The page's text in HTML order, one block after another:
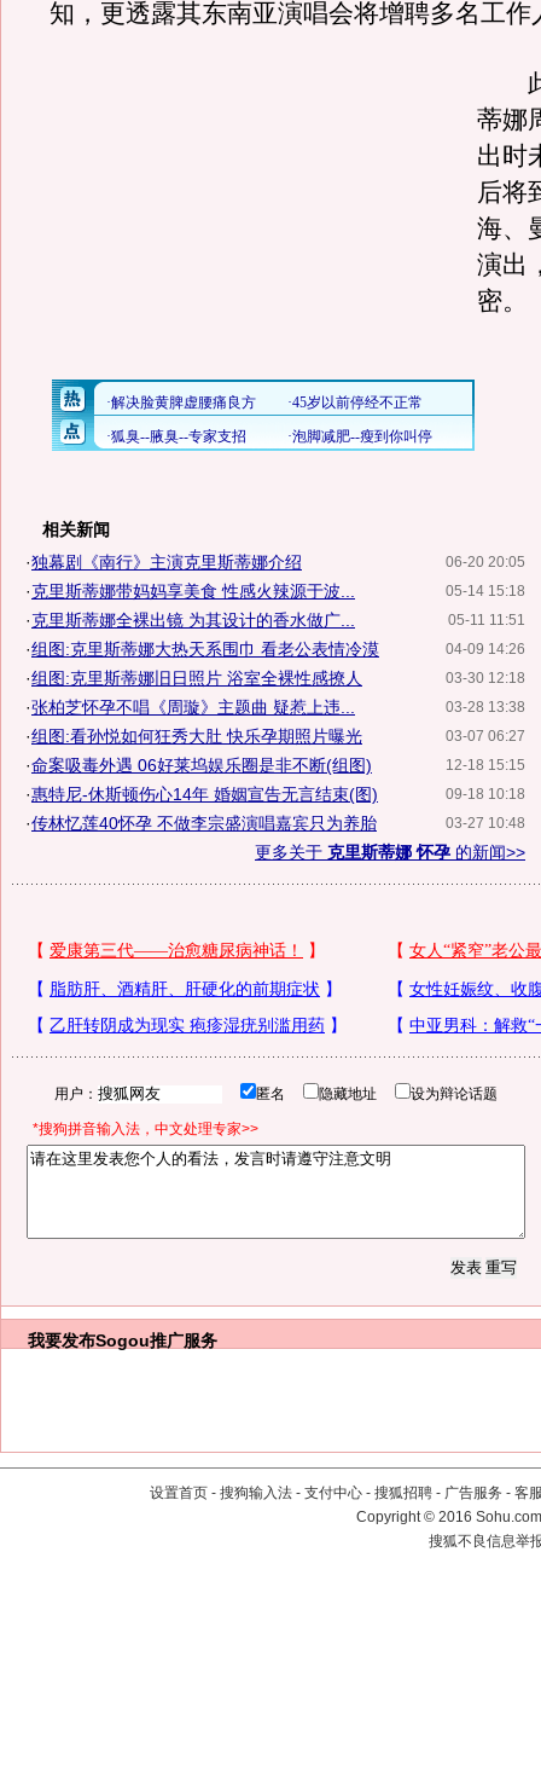
知，更透露其东南亚演唱会将增聘多名工作
此
蒂娜
出时
后将
海、
演出
密。
相关新闻
06-20 20:05
·独幕剧《南行》主演克里斯蒂娜介绍
05-14 15:18
·克里斯蒂娜带妈妈享美食 性感火辣源于波...
05-11 11:51
·克里斯蒂娜全裸出镜 为其设计的香水做广...
04-09 14:26
·组图:克里斯蒂娜大热天系围巾 看老公表情冷漠
03-30 12:18
·组图:克里斯蒂娜旧日照片 浴室全裸性感撩人
03-28 13:38
·张柏芝怀孕不唱《周璇》主题曲 疑惹上违...
03-07 06:27
·组图:看孙悦如何狂秀大肚 快乐孕期照片曝光
12-18 15:15
·命案吸毒外遇 06好莱坞娱乐圈是非不断(组图)
09-18 10:18
·惠特尼-休斯顿伤心14年 婚姻宣告无言结束(图)
03-27 10:48
·传林忆莲40怀孕 不做李宗盛演唱嘉宾只为养胎
更多关于 克里斯蒂娜 怀孕 的新闻>>
用户： 匿名 隐藏地址 设为辩论话题
*搜狗拼音输入法，中文处理专家>>
我要发布Sogou推广服务
设置首页 - 搜狗输入法 - 支付中心 - 搜狐招聘 - 广告服务 - 客
Copyright©2016
搜狐不良信息举